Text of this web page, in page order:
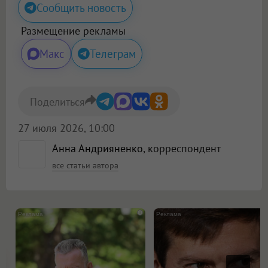
Сообщить новость
Размещение рекламы
Макс Телеграм
Анна Андрияненко, корреспондент
все статьи автора
27 июля 2026, 10:00
Поделиться